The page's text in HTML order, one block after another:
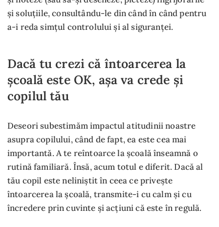
și soluțiile, consultându-le din când în când pentru
a-i reda simțul controlului și al siguranței.
Dacă tu crezi că întoarcerea la
școală este OK, așa va crede și
copilul tău
Deseori subestimăm impactul atitudinii noastre
asupra copilului, când de fapt, ea este cea mai
importantă. A te reîntoarce la școală înseamnă o
rutină familiară. Însă, acum totul e diferit. Dacă al
tău copil este neliniștit în ceea ce privește
întoarcerea la școală, transmite-i cu calm și cu
încredere prin cuvinte și acțiuni că este în regulă.